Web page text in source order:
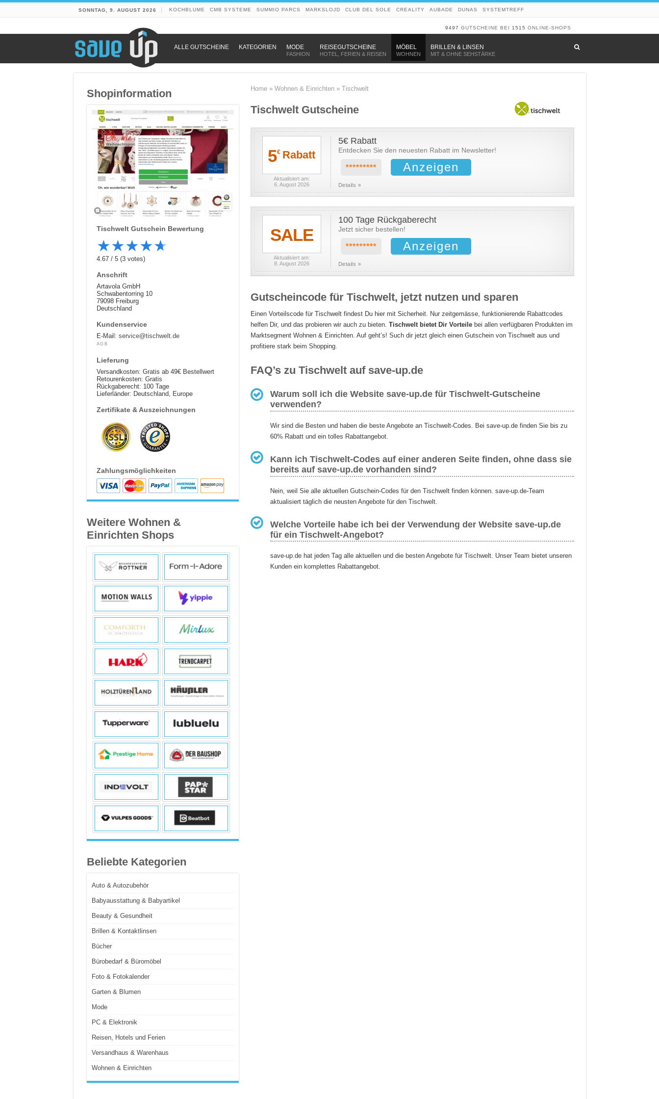
SONNTAG, 9. AUGUST 2026 KOCHBLUME CMB SYSTEME SUMMIO PARCS MARKSLOJD CLUB DEL SOLE CREALITY AUBADE DUNAS SYSTEMTREFF
9497 GUTSCHEINE BEI 1515 ONLINE-SHOPS
ALLE GUTSCHEINE KATEGORIEN MODE–
FASHION
REISEGUTSCHEINE–
HOTEL, FERIEN & REISEN
MÖBEL –
WOHNEN
BRILLEN & LINSEN
MIT & OHNE SEHSTÄRKE
Home» Wohnen & Einrichten» Tischwelt
Tischwelt Gutscheine
5€Rabatt
Aktualisiert am:
6. August 2026
5€ Rabatt
Entdecken Sie den neuesten Rabatt im Newsletter!
********* Anzeigen
Details »
SALE
Aktualisiert am:
8. August 2026
100 Tage Rückgaberecht
Jetzt sicher bestellen!
********* Anzeigen
Details »
Gutscheincode für Tischwelt, jetzt nutzen und sparen
Einen Vorteilscode für Tischwelt findest Du hier mit Sicherheit. Nur zeitgemässe, funktionierende Rabattcodes
helfen Dir, und das probieren wir auch zu bieten. Tischwelt bietet Dir Vorteilebei allen verfügbaren Produkten im
Marktsegment Wohnen & Einrichten. Auf geht’s! Such dir jetzt gleich einen Gutschein von Tischwelt aus und
profitiere stark beim Shopping.
FAQ’s zu Tischwelt auf save-up.de
Warum soll ich die Website save-up.de für Tischwelt-Gutscheine
verwenden?
Wir sind die Besten und haben die beste Angebote an Tischwelt-Codes. Bei save-up.de finden Sie bis zu
60% Rabatt und ein tolles Rabattangebot.
Kann ich Tischwelt-Codes auf einer anderen Seite finden, ohne dass sie
bereits auf save-up.de vorhanden sind?
Nein, weil Sie alle aktuellen Gutschein-Codes für den Tischwelt finden können. save-up.de-Team
aktualisiert täglich die neusten Angebote für den Tischwelt.
Welche Vorteile habe ich bei der Verwendung der Website save-up.de
für ein Tischwelt-Angebot?
save-up.de hat jeden Tag alle aktuellen und die besten Angebote für Tischwelt. Unser Team bietet unseren
Kunden ein komplettes Rabattangebot.
Shopinformation
TischweltGutschein Bewertung
★★★★★
4.67 / 5(3votes)
Anschrift
Artavola GmbH
Schwabentorring 10
79098 Freiburg
Deutschland
Kundenservice
E-Mail: service@tischwelt.de
AGB
Lieferung
Versandkosten: Gratis ab 49€ Bestellwert
Retourenkosten: Gratis
Rückgaberecht: 100 Tage
Lieferländer: Deutschland, Europe
Zertifikate & Auszeichnungen
Zahlungsmöglichkeiten
Weitere Wohnen &
Einrichten Shops
Beliebte Kategorien
Auto & Autozubehör
Babyausstattung & Babyartikel
Beauty & Gesundheit
Brillen & Kontaktlinsen
Bücher
Bürobedarf & Büromöbel
Foto & Fotokalender
Garten & Blumen
Mode
PC & Elektronik
Reisen, Hotels und Ferien
Versandhaus & Warenhaus
Wohnen & Einrichten